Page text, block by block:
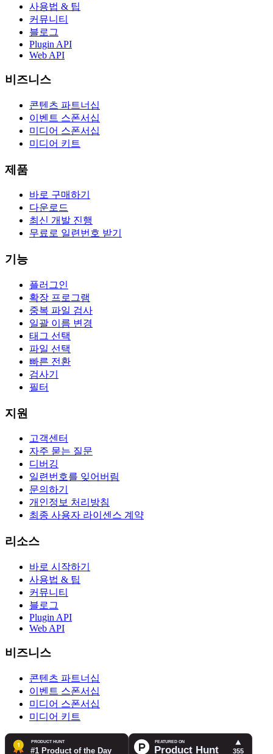
사용법 & 팁
커뮤니티
블로그
Plugin API
Web API
비즈니스
콘텐츠 파트너십
이벤트 스폰서십
미디어 스폰서십
미디어 키트
제품
바로 구매하기
다운로드
최신 개발 진행
무료로 일련번호 받기
기능
플러그인
확장 프로그램
중복 파일 검사
일괄 이름 변경
태그 선택
파일 선택
빠른 전환
검사기
필터
지원
고객센터
자주 묻는 질문
디버깅
일련번호를 잊어버림
문의하기
개인정보 처리방침
최종 사용자 라이센스 계약
리소스
바로 시작하기
사용법 & 팁
커뮤니티
블로그
Plugin API
Web API
비즈니스
콘텐츠 파트너십
이벤트 스폰서십
미디어 스폰서십
미디어 키트